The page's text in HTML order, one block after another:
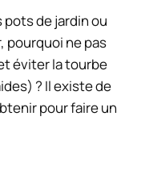
pots de jardin ou
pourquoi ne pas
éviter la tourbe
? Il existe de
pour faire un